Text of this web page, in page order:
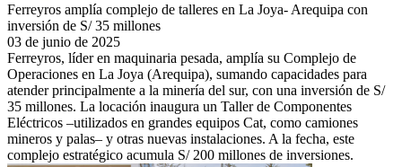
Ferreyros amplía complejo de talleres en La Joya- Arequipa con
inversión de S/ 35 millones
03 de junio de 2025
Ferreyros, líder en maquinaria pesada, amplía su Complejo de
Operaciones en La Joya (Arequipa), sumando capacidades para
atender principalmente a la minería del sur, con una inversión de S/
35 millones. La locación inaugura un Taller de Componentes
Eléctricos –utilizados en grandes equipos Cat, como camiones
mineros y palas– y otras nuevas instalaciones. A la fecha, este
complejo estratégico acumula S/ 200 millones de inversiones.